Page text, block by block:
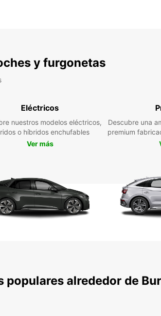
y furgonetas
Eléctricos
nuestros modelos eléctricos,
o híbridos enchufables
Ver más
Descubre una
premium
populares alrededor de